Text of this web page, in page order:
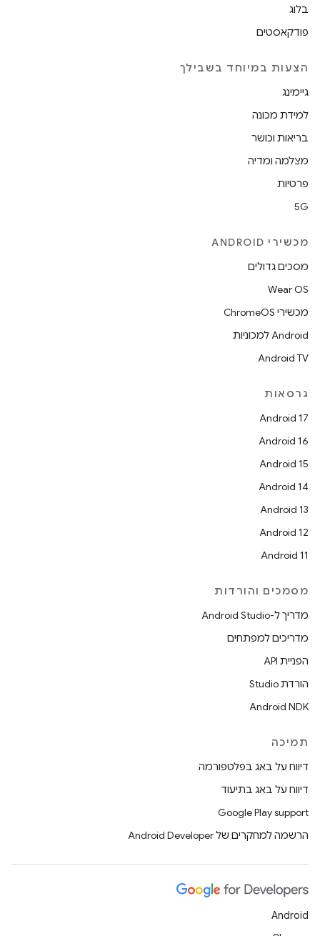
בלוג
פודקאסטים
הצעות במיוחד בשבילך
גיימינג
למידת מכונה
בריאות וכושר
מצלמה ומדיה
פרטיות
5G
מכשירי ANDROID
מסכים גדולים
Wear OS
מכשירי ChromeOS
Android למכוניות
Android TV
גרסאות
Android 17
Android 16
Android 15
Android 14
Android 13
Android 12
Android 11
מסמכים והורדות
מדריך ל-Android Studio
מדריכים למפתחים
הפניית API
הורדת Studio
Android NDK
תמיכה
דיווח על באג בפלטפורמה
דיווח על באג בתיעוד
Google Play support
הרשמה למחקרים של Android Developer
Android